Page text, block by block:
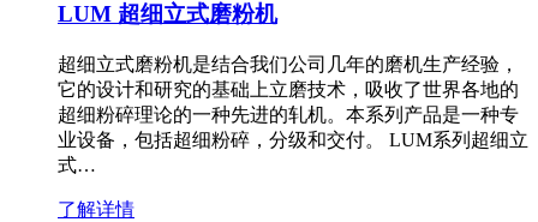
LUM 超细立式磨粉机
超细立式磨粉机是结合我们公司几年的磨机生产经验，
它的设计和研究的基础上立磨技术，吸收了世界各地的
超细粉碎理论的一种先进的轧机。本系列产品是一种专
业设备，包括超细粉碎，分级和交付。 LUM系列超细立
式…
了解详情